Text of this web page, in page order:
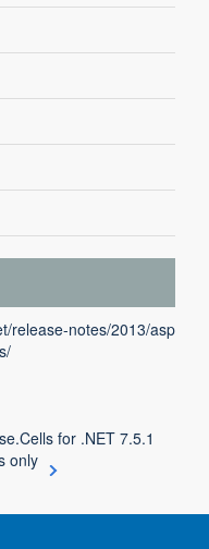
release-notes/2013/asp
for .NET 7.5.1
only